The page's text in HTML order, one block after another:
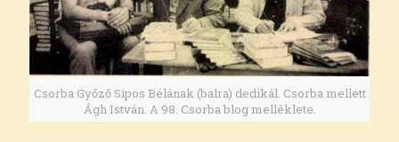
Csorba Győző Sipos Bélának (balra) dedikál. Csorba mellett
Ágh István. A 98. Csorba blog melléklete.